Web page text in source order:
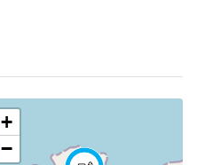
+
−